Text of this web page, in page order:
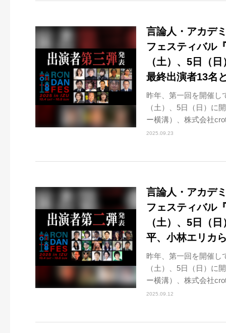
言論人・アカデ
フェスティバル
（土）、5日（
最終出演者13名
昨年、第一回を開催し
（土）、5日（日）に
ー横溝）、株式会社
2025.09.23
言論人・アカデ
フェスティバル
（土）、5日（
平、小林エリカ
昨年、第一回を開催し
（土）、5日（日）に
ー横溝）、株式会社
2025.09.12